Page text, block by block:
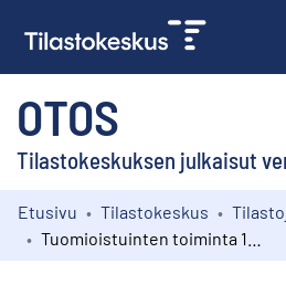
OTOS
Tilastokeskuksen julkaisut
Kokoelmat
Etusivu Tilastokeskus